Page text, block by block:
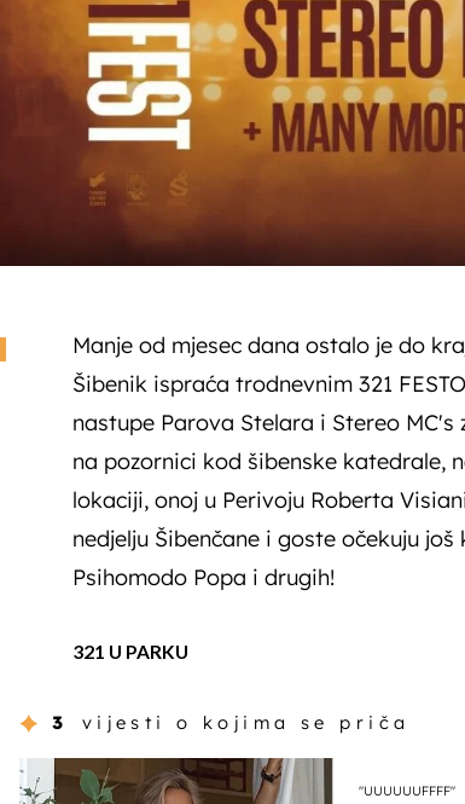
Manje od mjesec dana ostalo je do
Šibenik ispraća trodnevnim 321
nastupe Parova Stelara i Stereo
na pozornici kod šibenske katedrale,
lokaciji, onoj u Perivoju Roberta
nedjelju Šibenčane i goste očekuju još
Psihomodo Popa i drugih!
321 U PARKU
3 vijesti o kojima se priča
"UUUUUUFFFF"